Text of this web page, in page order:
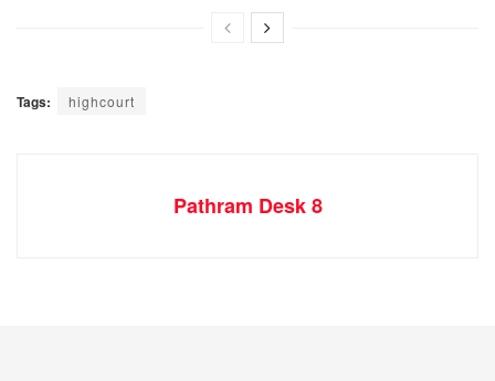
Tags: highcourt
Pathram Desk 8